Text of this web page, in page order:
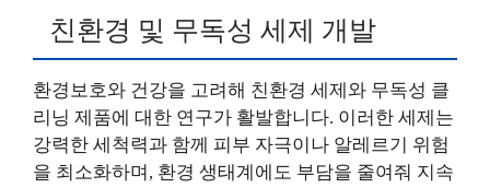
친환경 및 무독성 세제 개발
환경보호와 건강을 고려해 친환경 세제와 무독성 클
리닝 제품에 대한 연구가 활발합니다. 이러한 세제는
강력한 세척력과 함께 피부 자극이나 알레르기 위험
을 최소화하며, 환경 생태계에도 부담을 줄여줘 지속